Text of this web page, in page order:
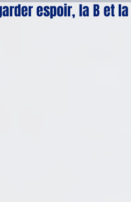
espoir, la B et